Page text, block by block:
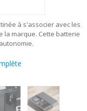
à s'associer avec les
la marque. Cette batterie